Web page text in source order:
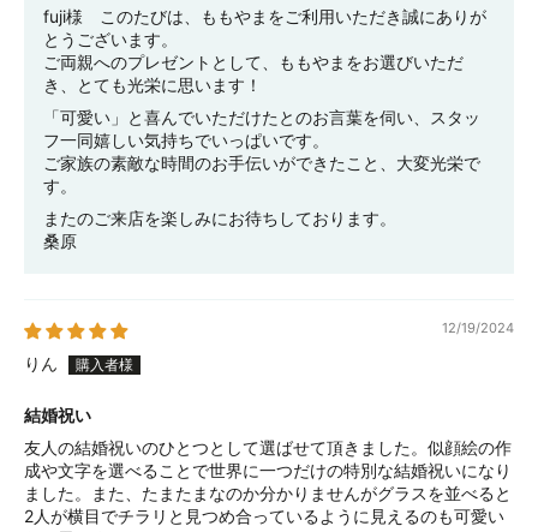
fuji様 このたびは、ももやまをご利用いただき誠にありが
とうございます。
ご両親へのプレゼントとして、ももやまをお選びいただ
き、とても光栄に思います！
「可愛い」と喜んでいただけたとのお言葉を伺い、スタッ
フ一同嬉しい気持ちでいっぱいです。
ご家族の素敵な時間のお手伝いができたこと、大変光栄で
す。
またのご来店を楽しみにお待ちしております。
桑原
12/19/2024
りん
結婚祝い
友人の結婚祝いのひとつとして選ばせて頂きました。似顔絵の作
成や文字を選べることで世界に一つだけの特別な結婚祝いになり
ました。また、たまたまなのか分かりませんがグラスを並べると
2人が横目でチラリと見つめ合っているように見えるのも可愛い